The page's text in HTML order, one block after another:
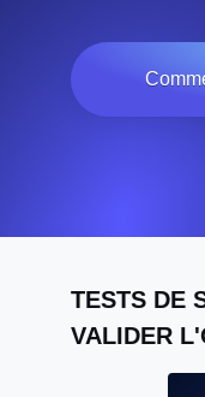
TESTS DE
VALIDER